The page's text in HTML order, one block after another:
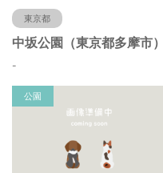
東京都
中坂公園（東京都多摩市）
-
公園